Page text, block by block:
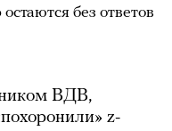
без ответов
ВДВ,
z-